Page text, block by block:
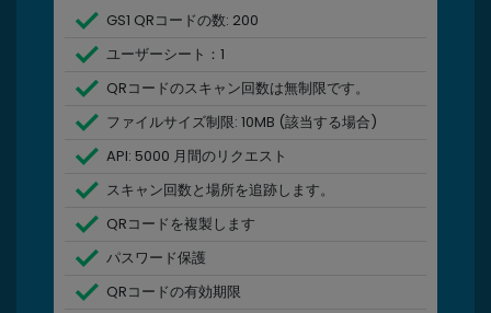
GS1 QRコードの数: 200
ユーザーシート：1
QRコードのスキャン回数は無制限です。
ファイルサイズ制限: 10MB (該当する場合)
API: 5000 月間のリクエスト
スキャン回数と場所を追跡します。
QRコードを複製します
パスワード保護
QRコードの有効期限